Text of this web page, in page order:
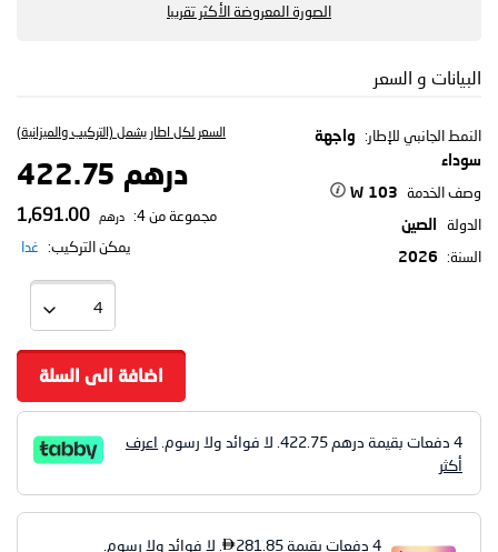
الصورة المعروضة الأكثر تقريبا
البيانات و السعر
النمط الجانبي للإطار:
واجهة
سوداء
وصف الخدمة 103 W
الدولة الصين
السنة: 2026
السعر لكل اطار يشمل (التركيب والميزانية)
درهم 422.75
مجموعة من 4: درهم
يمكن التركيب: غدا
اضافة الى السلة
4 دفعات بقيمة درهم 422.75 . لا فوائد ولا رسوم. اعرف
أكثر